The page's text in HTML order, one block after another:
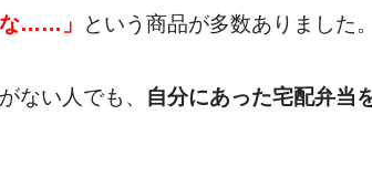
な……」
という商品が多数ありました。
ない人でも、 自分にあった宅配弁当